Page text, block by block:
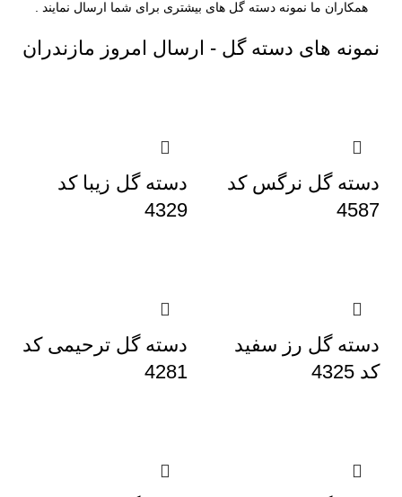
همکاران ما نمونه دسته گل های بیشتری برای شما ارسال نمایند .
نمونه های دسته گل - ارسال امروز مازندران
دسته گل نرگس کد
4587
دسته گل زیبا کد
4329
دسته گل رز سفید
کد 4325
دسته گل ترحیمی کد
4281